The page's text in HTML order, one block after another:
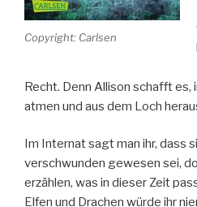
Copyright: Carlsen
Recht. Denn Allison schafft
atmen und aus dem Loch
Im Internat sagt man ihr, dass
verschwunden gewesen sei,
erzählen, was in dieser Zeit
Elfen und Drachen würde ihr